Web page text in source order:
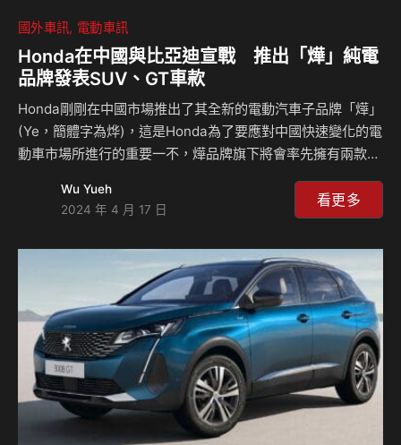
國外車訊 電動車訊
Honda在中國與比亞迪宣戰 推出「燁」純電
品牌發表SUV、GT車款
Honda剛剛在中國市場推出了其全新的電動汽車子品牌「燁」
(Ye，簡體字為烨)，這是Honda為了要應對中國快速變化的電
動車市場所進行的重要一不，燁品牌旗下將會率先擁有兩款全
以前將會推出一款概念車型燁GT Concept，這三款車型不僅
展示了Honda在電動車領域的技術創新，也反映了公司在全球
電動車平台打造，分別提供單電動馬達後驅以及雙電動馬達四
驅兩種動力配置，這兩款車型都想要提供極致的駕駛樂趣，其
中後驅版本車款專注於運動性和靈活的操控感受，而四驅版本
則提供高馬力輸出和快速反應的特…
Wu Yueh
2024 年 4 月 17 日
看更多